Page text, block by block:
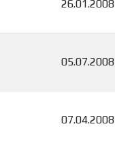
26.01.2008
05.07.2008
07.04.2008